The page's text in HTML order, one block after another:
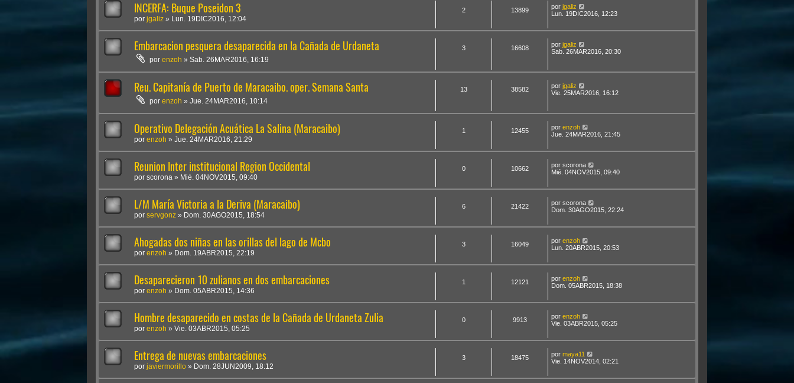
INCERFA: Buque Poseidon 3
por jgaliz » Lun. 19DIC2016, 12:04
2 13899 por jgaliz
Lun. 19DIC2016, 12:23
Embarcacion pesquera desaparecida en la Cañada de Urdaneta
porenzoh »Sab. 26MAR2016, 16:19
3 16608 por jgaliz
Sab. 26MAR2016, 20:30
Reu. Capitanía de Puerto de Maracaibo. oper. Semana Santa
porenzoh »Jue. 24MAR2016, 10:14
13 38582 por jgaliz
Vie. 25MAR2016, 16:12
Operativo Delegación Acuática La Salina (Maracaibo)
por enzoh » Jue. 24MAR2016, 21:29
1 12455 por enzoh
Jue. 24MAR2016, 21:45
Reunion Inter institucional Region Occidental
por scorona » Mié. 04NOV2015, 09:40
0 10662 por scorona
Mié. 04NOV2015, 09:40
L/M María Victoria a la Deriva (Maracaibo)
por servgonz » Dom. 30AGO2015, 18:54
6 21422 por scorona
Dom. 30AGO2015, 22:24
Ahogadas dos niñas en las orillas del lago de Mcbo
por enzoh » Dom. 19ABR2015, 22:19
3 16049 por enzoh
Lun. 20ABR2015, 20:53
Desaparecieron 10 zulianos en dos embarcaciones
por enzoh » Dom. 05ABR2015, 14:36
1 12121 por enzoh
Dom. 05ABR2015, 18:38
Hombre desaparecido en costas de la Cañada de Urdaneta Zulia
por enzoh » Vie. 03ABR2015, 05:25
0 9913 por enzoh
Vie. 03ABR2015, 05:25
Entrega de nuevas embarcaciones
por javiermorillo » Dom. 28JUN2009, 18:12
3 18475 por maya11
Vie. 14NOV2014, 02:21